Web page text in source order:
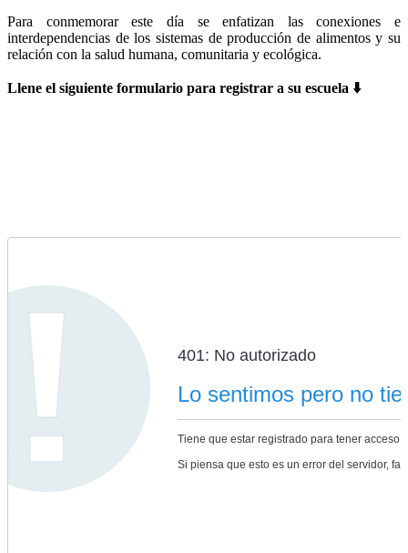
Para conmemorar este día se enfatizan las conexiones e
interdependencias de los sistemas de producción de alimentos y su
relación con la salud humana, comunitaria y ecológica.
Llene el siguiente formulario para registrar a su escuela ⬇️